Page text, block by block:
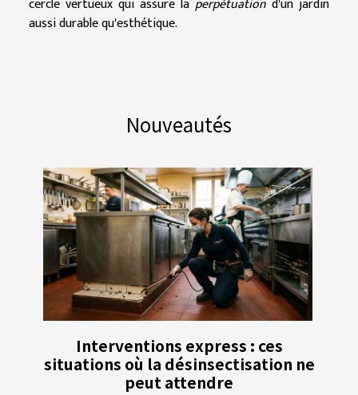
aussi durable qu'esthétique.
Nouveautés
Interventions express : ces
situations où la désinsectisation ne
peut attendre